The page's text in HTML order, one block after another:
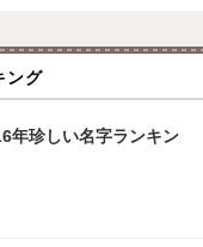
ング
年珍しい名字ランキン